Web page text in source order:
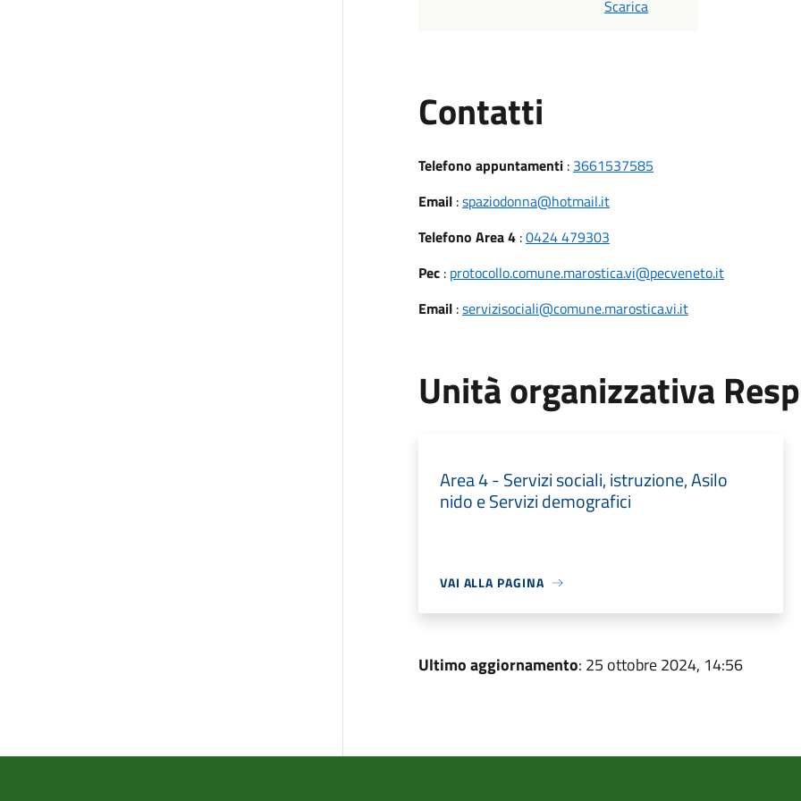
Scarica
Contatti
Telefono appuntamenti: 3661537585
Email:spaziodonna@hotmail.it
Telefono Area 4:0424 479303
Pec: protocollo.comune.marostica.vi@pecveneto.it
Email:servizisociali@comune.marostica.vi.it
Unità organizzativa
Area 4 - Servizi sociali, istruzione, Asilo
nido e Servizi demografici
VAI ALLA PAGINA
Ultimo aggiornamento: 25 ottobre 2024, 14:56